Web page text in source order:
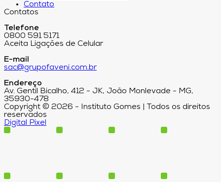
Contato
Contatos
Telefone
0800 591 5171
Aceita Ligações de Celular
E-mail
sac@grupofaveni.com.br
Endereço
Av. Gentil Bicalho, 412 - JK, João Monlevade - MG,
35930-478
Copyright © 2026 - Instituto Gomes | Todos os direitos
reservados
Digital Pixel